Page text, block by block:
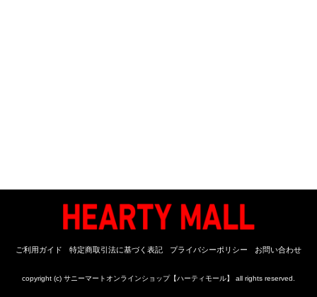
ご利用ガイド 特定商取引法に基づく表記 プライバシーポリシー お問い合わせ
copyright (c) サニーマートオンラインショップ【ハーティモール】 all rights reserved.